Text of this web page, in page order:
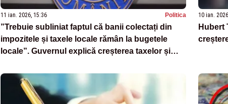
11 ian. 2026, 15:36 Politica
”Trebuie subliniat faptul că banii colectați din
impozitele și taxele locale rămân la bugetele
locale”. Guvernul explică creșterea taxelor și
10 ian.
Hubert